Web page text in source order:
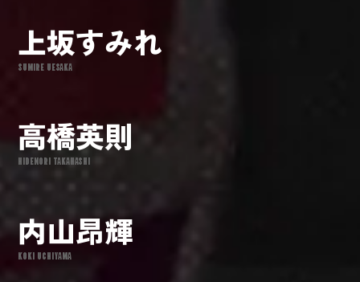
上坂すみれ
SUMIRE UESAKA
高橋英則
HIDENORI TAKAHASHI
内山昂輝
KOKI UCHIYAMA